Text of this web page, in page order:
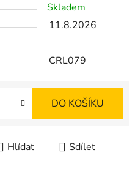
Skladem
11.8.2026
CRL079
DO KOŠÍKU
Hlídat Sdílet